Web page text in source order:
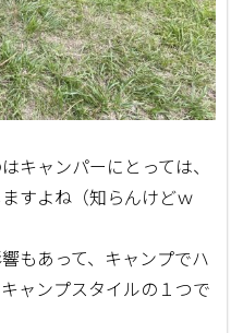
キャンパーにとっては、
すよね（知らんけどｗ
もあって、キャンプでハ
ャンプスタイルの１つで